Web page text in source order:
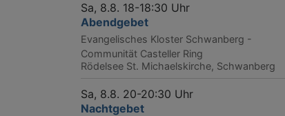
Sa, 8.8. 18-18:30 Uhr
Abendgebet
Evangelisches Kloster Schwanberg -
Communität Casteller Ring
Rödelsee St. Michaelskirche, Schwanberg
Sa, 8.8. 20-20:30 Uhr
Nachtgebet